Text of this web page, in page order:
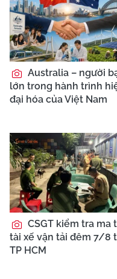
Australia – người
lớn trong hành trình
đại hóa của Việt Nam
CSGT kiểm tra ma
tài xế vận tải đêm 7/8
TP HCM